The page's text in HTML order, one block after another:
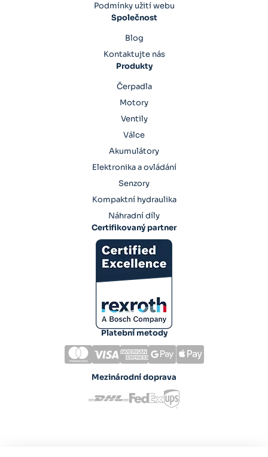
Podmínky užití webu
Společnost
Blog
Kontaktujte nás
Produkty
Čerpadla
Motory
Ventily
Válce
Akumulátory
Elektronika a ovládání
Senzory
Kompaktní hydraulika
Náhradní díly
Certifikovaný partner
Platební metody
Mezinárodní doprava